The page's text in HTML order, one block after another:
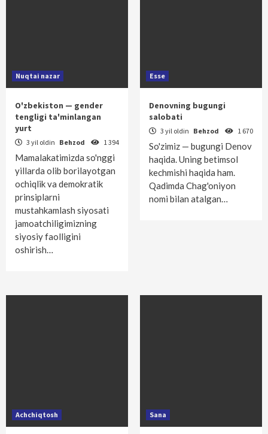
Nuqtai nazar
O'zbekiston — gender
tengligi ta'minlangan
yurt
3 yil oldin Behzod 1 394
Mamalakatimizda so'nggi
yillarda olib borilayotgan
ochiqlik va demokratik
prinsiplarni
mustahkamlash siyosati
jamoatchiligimizning
siyosiy faolligini
oshirish…
Esse
Denovning bugungi
salobati
3 yil oldin Behzod 1 670
So'zimiz — bugungi Denov
haqida. Uning betimsol
kechmishi haqida ham.
Qadimda Chag'oniyon
nomi bilan atalgan…
Achchiqtosh Sana